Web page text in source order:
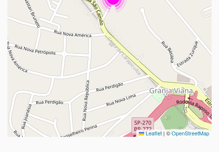
Leaflet | ©OpenStreetMap